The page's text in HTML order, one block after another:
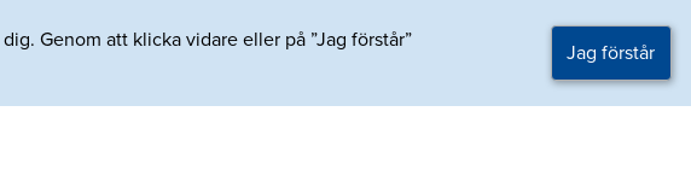
Genom att klicka vidare eller på ”Jag förstår”
Jag förstår